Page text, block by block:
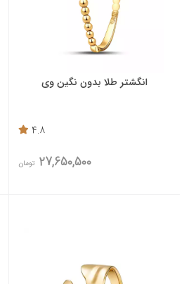
انگشتر طلا بدون نگین وی
4.8
27,650,500 تومان